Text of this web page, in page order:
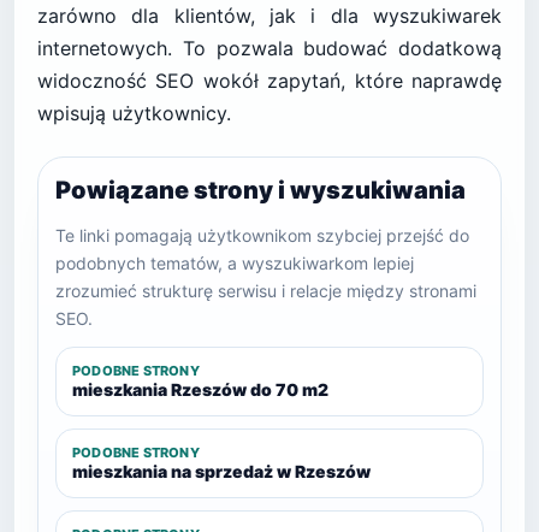
zarówno dla klientów, jak i dla wyszukiwarek
internetowych. To pozwala budować dodatkową
widoczność SEO wokół zapytań, które naprawdę
wpisują użytkownicy.
Powiązane strony i wyszukiwania
Te linki pomagają użytkownikom szybciej przejść do
podobnych tematów, a wyszukiwarkom lepiej
zrozumieć strukturę serwisu i relacje między stronami
SEO.
PODOBNE STRONY
mieszkania Rzeszów do 70 m2
PODOBNE STRONY
mieszkania na sprzedaż w Rzeszów